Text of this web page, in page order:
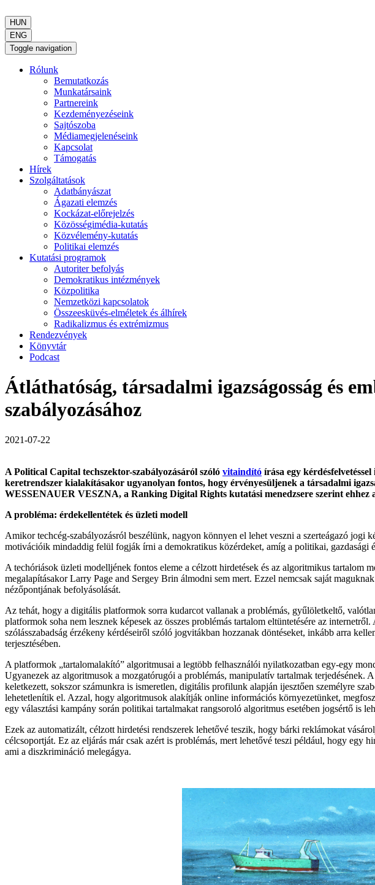
HUN
ENG
Toggle navigation
Rólunk
Bemutatkozás
Munkatársaink
Partnereink
Kezdeményezéseink
Sajtószoba
Médiamegjelenéseink
Kapcsolat
Támogatás
Hírek
Szolgáltatások
Adatbányászat
Ágazati elemzés
Kockázat-előrejelzés
Közösségimédia-kutatás
Közvélemény-kutatás
Politikai elemzés
Kutatási programok
Autoriter befolyás
Demokratikus intézmények
Közpolitika
Nemzetközi kapcsolatok
Összeesküvés-elméletek és álhírek
Radikalizmus és extrémizmus
Rendezvények
Könyvtár
Podcast
Átláthatóság, társadalmi igazságosság és
szabályozásához
2021-07-22
A Political Capital techszektor-szabályozásáról szóló vitaindító írása egy
keretrendszer kialakításakor ugyanolyan fontos, hogy érvényesüljenek a társadalmi
WESSENAUER VESZNA, a Ranking Digital Rights kutatási menedzsere szerint
A probléma: érdekellentétek és üzleti modell
Amikor techcég-szabályozásról beszélünk, nagyon könnyen el lehet veszni a szerteágazó
motivációik mindaddig felül fogják írni a demokratikus közérdeket, amíg a politikai, gazdasági
A techóriások üzleti modelljének fontos eleme a célzott hirdetések és az algoritmikus tartalom
megalapításakor Larry Page and Sergey Brin álmodni sem mert. Ezzel nemcsak saját
nézőpontjának befolyásolását.
Az tehát, hogy a digitális platformok sorra kudarcot vallanak a problémás, gyűlöletkeltő,
platformok soha nem lesznek képesek az összes problémás tartalom eltüntetésére az
szólásszabadság érzékeny kérdéseiről szóló jogvitákban hozzanak döntéseket, inkább arra
terjesztésében.
A platformok „tartalomalakító” algoritmusai a legtöbb felhasználói nyilatkozatban egy-egy
Ugyanezek az algoritmusok a mozgatórugói a problémás, manipulatív tartalmak
keletkezett, sokszor számunkra is ismeretlen, digitális profilunk alapján ijesztően személyre
lehetetlenítik el. Azzal, hogy algoritmusok alakítják online információs környezetünket,
egy választási kampány során politikai tartalmakat rangsoroló algoritmus esetében jogsértő is
Ezek az automatizált, célzott hirdetési rendszerek lehetővé teszik, hogy bárki reklámokat
célcsoportját. Ez az eljárás már csak azért is problémás, mert lehetővé teszi például, hogy egy
ami a diszkrimináció melegágya.